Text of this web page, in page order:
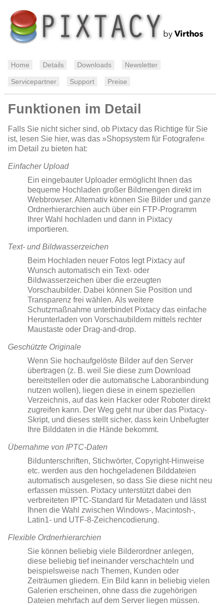
Home Details Downloads Newsletter
Servicepartner Support Preise
Funktionen im Detail
Falls Sie nicht sicher sind, ob Pixtacy das Richtige für Sie
ist, lesen Sie hier, was das »Shopsystem für Fotografen«
im Detail zu bieten hat:
Einfacher Upload
Ein eingebauter Uploader ermöglicht Ihnen das
bequeme Hochladen großer Bildmengen direkt im
Webbrowser. Alternativ können Sie Bilder und ganze
Ordnerhierarchien auch über ein FTP-Programm
Ihrer Wahl hochladen und dann in Pixtacy
importieren.
Text- und Bildwasserzeichen
Beim Hochladen neuer Fotos legt Pixtacy auf
Wunsch automatisch ein Text- oder
Bildwasserzeichen über die erzeugten
Vorschaubilder. Dabei können Sie Position und
Transparenz frei wählen. Als weitere
Schutzmaßnahme unterbindet Pixtacy das einfache
Herunterladen von Vorschaubildern mittels rechter
Maustaste oder Drag-and-drop.
Geschützte Originale
Wenn Sie hochaufgelöste Bilder auf den Server
übertragen (z. B. weil Sie diese zum Download
bereitstellen oder die automatische Laboranbindung
nutzen wollen), liegen diese in einem speziellen
Verzeichnis, auf das kein Hacker oder Roboter direkt
zugreifen kann. Der Weg geht nur über das Pixtacy-
Skript, und dieses stellt sicher, dass kein Unbefugter
Ihre Bilddaten in die Hände bekommt.
Übernahme von IPTC-Daten
Bildunterschriften, Stichwörter, Copyright-Hinweise
etc. werden aus den hochgeladenen Bilddateien
automatisch ausgelesen, so dass Sie diese nicht neu
erfassen müssen. Pixtacy unterstützt dabei den
verbreiteten IPTC-Standard für Metadaten und lässt
Ihnen die Wahl zwischen Windows-, Macintosh-,
Latin1- und UTF-8-Zeichencodierung.
Flexible Ordnerhierarchien
Sie können beliebig viele Bilderordner anlegen,
diese beliebig tief ineinander verschachteln und
beispielsweise nach Themen, Kunden oder
Zeiträumen gliedern. Ein Bild kann in beliebig vielen
Galerien erscheinen, ohne dass die zugehörigen
Dateien mehrfach auf dem Server liegen müssen.